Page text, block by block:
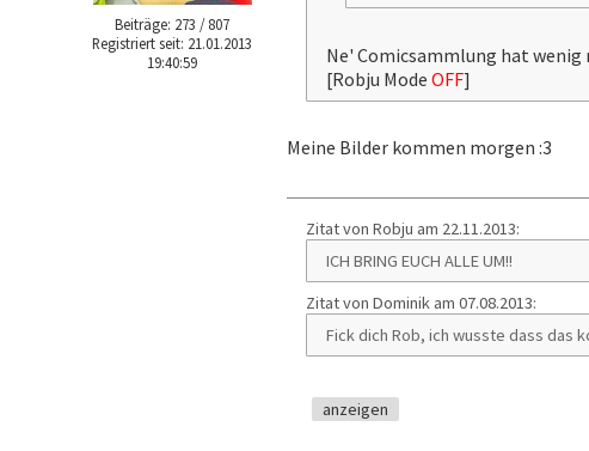
Beiträge: 273 / 807
Registriert seit: 21.01.2013
19:40:59
Ne' Comicsammlung hat
[Robju Mode OFF]
Meine Bilder kommen morgen :3
Zitat von Robju am 22.11.2013:
ICH BRING EUCH ALLE UM!!
Zitat von Dominik am 07.08.2013:
Fick dich Rob, ich wusste dass das
anzeigen